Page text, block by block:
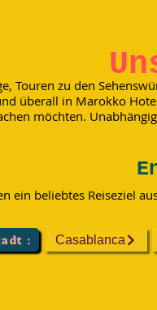
Touren zu den
überall in Marokko
möchten.
Reiseziel aus,
: Casablanca